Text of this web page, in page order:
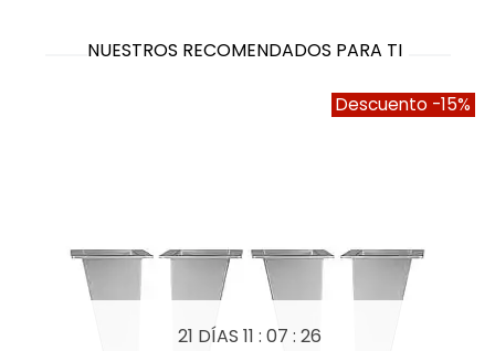
NUESTROS RECOMENDADOS PARA TI
Descuento -15%
21 DÍAS 11 : 07 : 25